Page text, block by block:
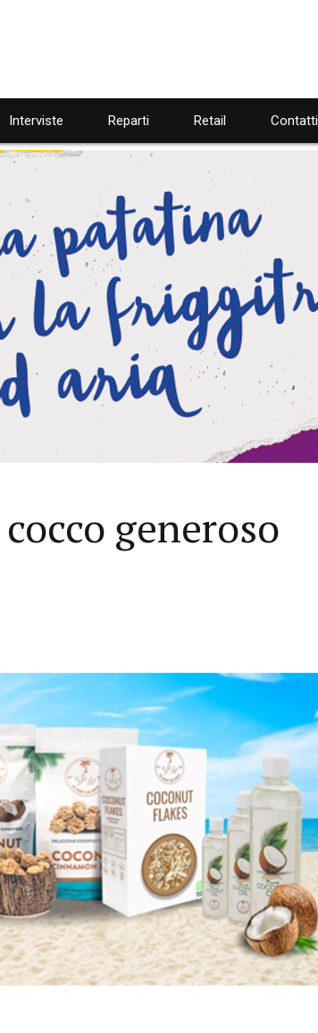
Interviste Reparti Retail Contatti
generoso